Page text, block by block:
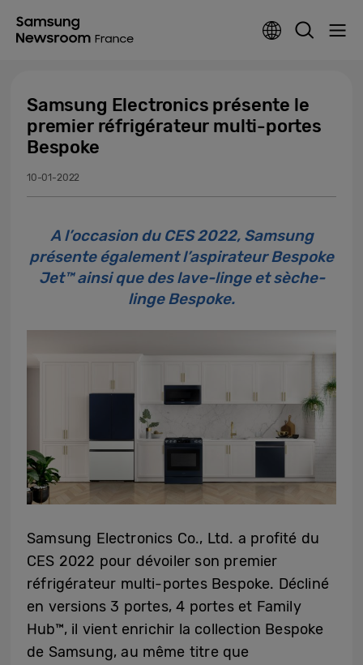
Samsung Electronics présente le
premier réfrigérateur multi-portes
Bespoke
10-01-2022
A l’occasion du CES 2022, Samsung
présente également l’aspirateur Bespoke
Jet™ ainsi que des lave-linge et sèche-
linge Bespoke.
Samsung Electronics Co., Ltd. a profité du
CES 2022 pour dévoiler son premier
réfrigérateur multi-portes Bespoke. Décliné
en versions 3 portes, 4 portes et Family
Hub™, il vient enrichir la collection Bespoke
de Samsung, au même titre que